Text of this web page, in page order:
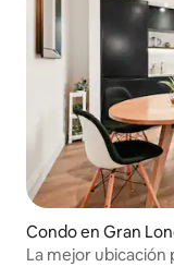
Condo en Gran
La mejor ubicación